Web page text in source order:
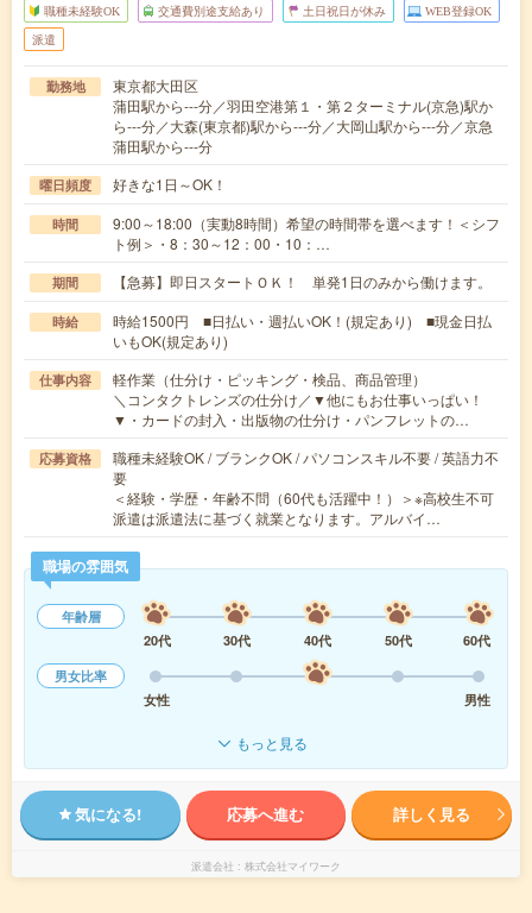
職種未経験OK 交通費別途支給あり 土日祝日が休み WEB登録OK
派遣
勤務地
東京都大田区
蒲田駅から---分／羽田空港第１・第２ターミナル(京急)駅か
ら---分／大森(東京都)駅から---分／大岡山駅から---分／京急
蒲田駅から---分
曜日頻度 好きな1日～OK！
時間
9:00～18:00（実動8時間）希望の時間帯を選べます！＜シフ
ト例＞・8：30～12：00・10：…
期間 【急募】即日スタートＯＫ！ 単発1日のみから働けます。
時給
時給1500円 ■日払い・週払いOK！(規定あり) ■現金日払
いもOK(規定あり)
仕事内容
軽作業（仕分け・ピッキング・検品、商品管理）
＼コンタクトレンズの仕分け／▼他にもお仕事いっぱい！
▼・カードの封入・出版物の仕分け・パンフレットの…
応募資格
職種未経験OK / ブランクOK / パソコンスキル不要 / 英語力不
要
＜経験・学歴・年齢不問（60代も活躍中！）＞※高校生不可
派遣は派遣法に基づく就業となります。アルバイ…
職場の雰囲気
年齢層
20代
30代 40代 50代
60代
男女比率
女性
男性
もっと見る
気になる! 応募へ進む 詳しく見る
派遣会社 株式会社マイワーク